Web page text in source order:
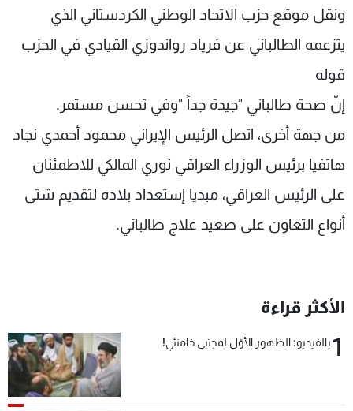
ونقل موقع حزب الاتحاد الوطني الكردستاني الذي
يتزعمه الطالباني عن فرياد رواندوزي القيادي في الحزب
قوله
إنّ صحة طالباني "جيدة جداً "وفي تحسن مستمر.
من جهة أخرى، اتصل الرئيس الإيراني محمود أحمدي نجاد
هاتفيا برئيس الوزراء العراقي نوري المالكي للاطمئنان
على الرئيس العراقي، مبديا إستعداد بلاده لتقديم شتى
أنواع التعاون على صعيد علاج طالباني.
الأكثر قراءة
1بالفيديو: الظهور الأوّل لمجتبى خامنئي!
لاعلاناتكم
شروط الإسـتخدام
سياسة الخصوصية